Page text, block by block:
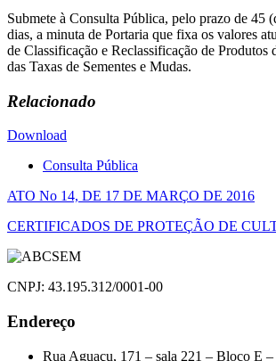
Submete à Consulta Pública, pelo prazo de 45
dias, a minuta de Portaria que fixa os valores
de Classificação e Reclassificação de Produtos
das Taxas de Sementes e Mudas.
Relacionado
Download
Consulta Pública
Navegação
de
Post
ATO No 14, DE 17 DE MARÇO DE 2016
CERTIFICADOS DE PROTEÇÃO DE
CNPJ: 43.195.312/0001-00
Endereço
Rua Aguaçu, 171 – sala 221 – Bloco E